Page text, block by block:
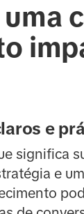
e
significa
e